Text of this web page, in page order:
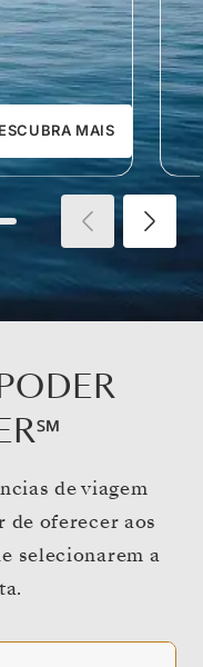
MAIS
de viagem
de oferecer aos
selecionarem a